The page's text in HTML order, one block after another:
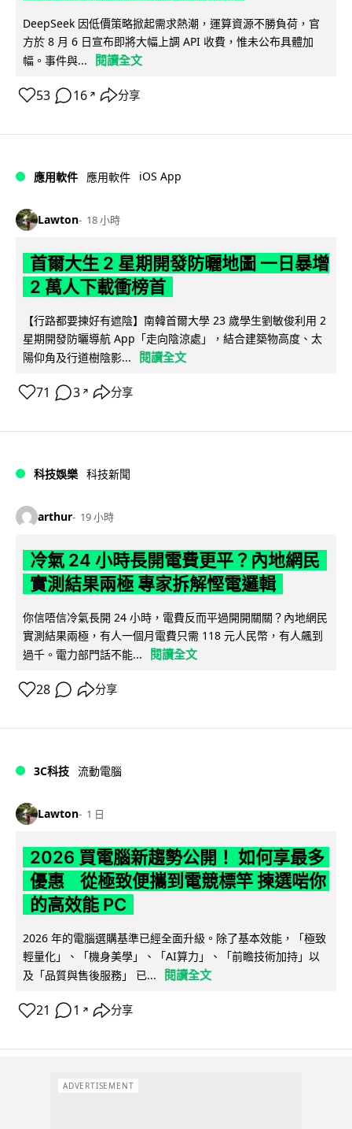
DeepSeek 因低價策略掀起需求熱潮，運算資源不勝負荷，官
方於 8 月 6 日宣布即將大幅上調 API 收費，惟未公布具體加
幅。事件與...
閱讀全文
53 16 ↗ 分享
應用軟件 應用軟件 iOS App
Lawton 18 小時
首爾大生 2 星期開發防曬地圖 一日暴增
2 萬人下載衝榜首
【行路都要揀好有遮陰】南韓首爾大學 23 歲學生劉敏俊利用 2
星期開發防曬導航 App「走向陰涼處」，結合建築物高度、太
陽仰角及行道樹陰影...
閱讀全文
71 3 ↗ 分享
科技娛樂 科技新聞
arthur 19 小時
冷氣 24 小時長開電費更平？內地網民
實測結果兩極 專家拆解慳電邏輯
你信唔信冷氣長開 24 小時，電費反而平過開開關關？內地網民
實測結果兩極，有人一個月電費只需 118 元人民幣，有人飆到
過千。電力部門話不能...
閱讀全文
28 分享
3C科技 流動電腦
Lawton 1 日
2026 買電腦新趨勢公開！ 如何享最多
優惠 從極致便攜到電競標竿 揀選啱你
的高效能 PC
2026 年的電腦選購基準已經全面升級。除了基本效能，「極致
輕量化」、「機身美學」、「AI算力」、「前瞻技術加持」以
及「品質與售後服務」 已...
閱讀全文
21 1 ↗ 分享
ADVERTISEMENT